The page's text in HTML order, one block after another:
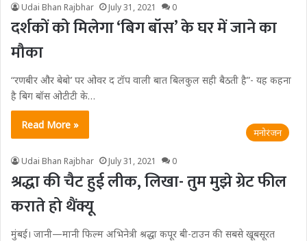
Udai Bhan Rajbhar July 31, 2021 0
दर्शकों को मिलेगा ‘बिग बॉस’ के घर में जाने का
मौका
“रणबीर और बेबो’ पर ओवर द टॉप वाली बात बिलकुल सही बैठती है”- यह कहना
है बिग बॉस ओटीटी के…
Read More »
मनोरंजन
Udai Bhan Rajbhar July 31, 2021 0
श्रद्धा की चैट हुई लीक, लिखा- तुम मुझे ग्रेट फील
कराते हो थैंक्यू
मुंबई। जानी—मानी फिल्म अभिनेत्री श्रद्धा कपूर बी-टाउन की सबसे खूबसूरत